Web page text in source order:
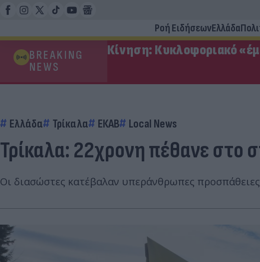
Ροή ΕιδήσεωνΕλλάδα
BREAKING
NEWS
Κίνηση: Κυκλοφοριακό
Ελλάδα Τρίκαλα ΕΚΑΒ Local News
Τρίκαλα: 22χρονη πέθανε στο
Οι διασώστες κατέβαλαν υπεράνθρωπες